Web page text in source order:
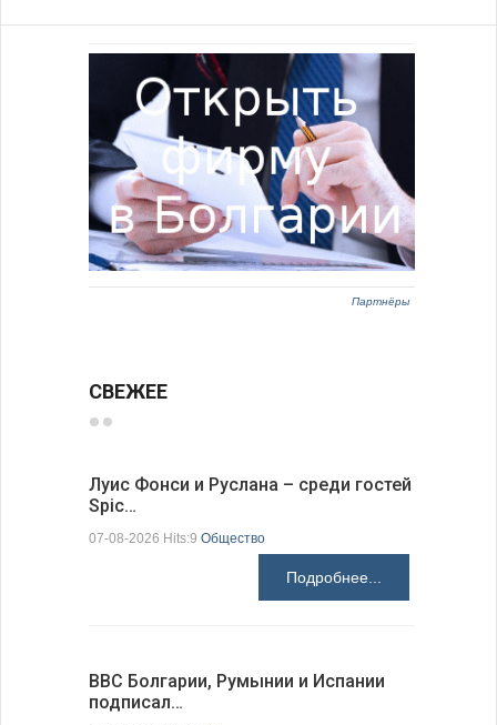
Партнёры
СВЕЖЕЕ
Луис Фонси и Руслана – среди гостей
Spic…
07-08-2026 Hits:9 Общество
Подробнее...
ВВС Болгарии, Румынии и Испании
подписал…